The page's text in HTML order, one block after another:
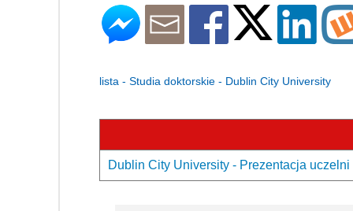
lista - Studia doktorskie - Dublin City University
Dublin City University - Prezentacja uczelni